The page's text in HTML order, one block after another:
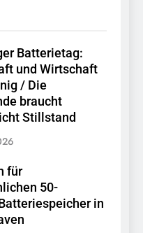
Batterietag:
und Wirtschaft
/ Die
braucht
Stillstand
für
50-
in